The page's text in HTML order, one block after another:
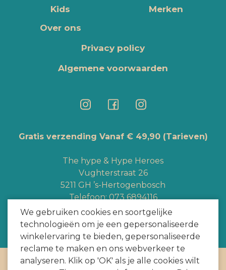
We gebruiken cookies en soortgelijke
technologieën om je een gepersonaliseerde
winkelervaring te bieden, gepersonaliseerde
reclame te maken en ons webverkeer te
analyseren. Klik op 'OK' als je alle cookies wilt
Kids
Merken
Over ons
Privacy policy
Algemene voorwaarden
Gratis verzending Vanaf € 49,90 (Tarieven)
The hype & Hype Heroes
Vughterstraat 26
5211 GH ’s-Hertogenbosch
Telefoon:073 6894116
Whatsapp:+3165363328
info@hypeheroes.com
Copyright2026door HYPE HEROES. Alle rechten voorbehouden